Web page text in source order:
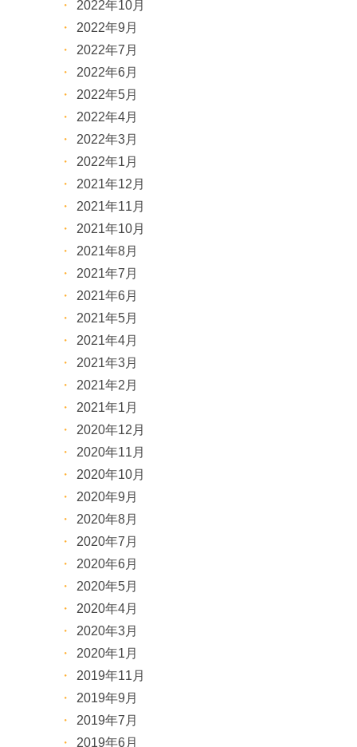
2022年10月
2022年9月
2022年7月
2022年6月
2022年5月
2022年4月
2022年3月
2022年1月
2021年12月
2021年11月
2021年10月
2021年8月
2021年7月
2021年6月
2021年5月
2021年4月
2021年3月
2021年2月
2021年1月
2020年12月
2020年11月
2020年10月
2020年9月
2020年8月
2020年7月
2020年6月
2020年5月
2020年4月
2020年3月
2020年1月
2019年11月
2019年9月
2019年7月
2019年6月